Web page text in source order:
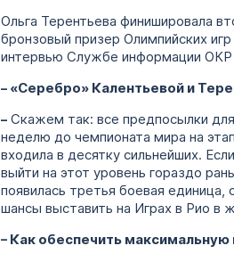
Ольга Терентьева финишировала
бронзовый призер Олимпийских
интервью Службе информации ОКР
– «Серебро» Калентьевой и
– Скажем так: все предпосылки
неделю до чемпионата мира на
входила в десятку сильнейших.
выйти на этот уровень гораздо
появилась третья боевая единица,
шансы выставить на Играх в Рио в
– Как обеспечить максимальную